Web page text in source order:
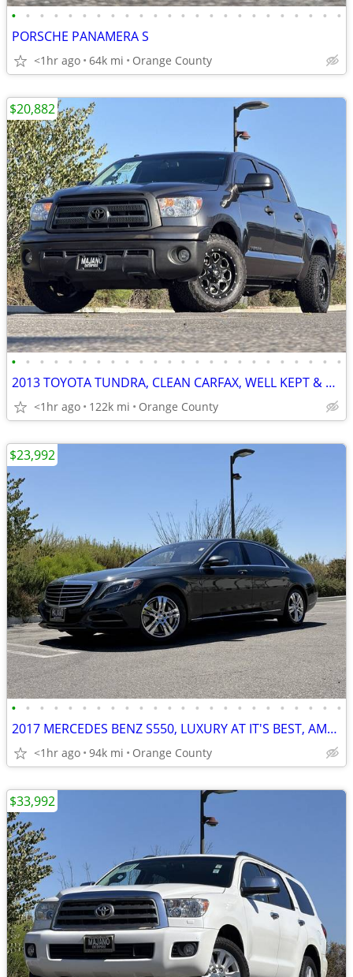
• • • • • • • • • • • • • • • • • • • • • • • •
PORSCHE PANAMERA S
<1hr ago 64k mi Orange County
• • • • • • • • • • • • • • • • • • • • • • • •
2013 TOYOTA TUNDRA, CLEAN CARFAX, WELL KEPT & WELL SERVICED
<1hr ago 122k mi Orange County
$20,882
• • • • • • • • • • • • • • • • • • • • • • • •
2017 MERCEDES BENZ S550, LUXURY AT IT'S BEST, AMAZING COLOR COMBINAT
<1hr ago 94k mi Orange County
$23,992
$33,992